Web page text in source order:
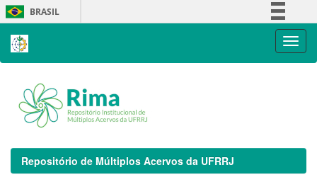
Skip
navigation
BRASIL
Repositório de Múltiplos Acervos da UFRRJ